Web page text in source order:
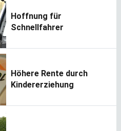
Hoffnung für
Schnellfahrer
Höhere Rente durch
Kindererziehung